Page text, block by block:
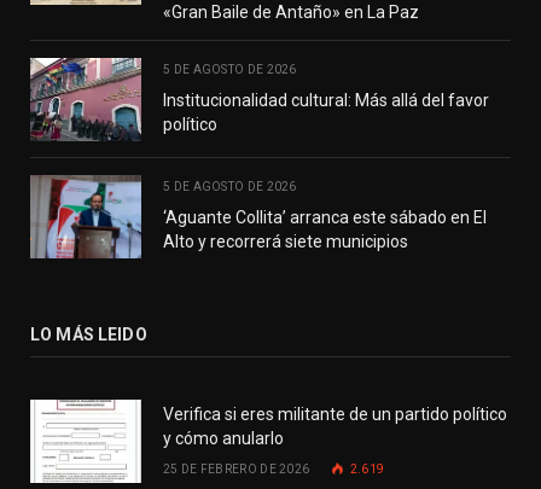
«Gran Baile de Antaño» en La Paz
5 DE AGOSTO DE 2026
Institucionalidad cultural: Más allá del favor
político
5 DE AGOSTO DE 2026
‘Aguante Collita’ arranca este sábado en El
Alto y recorrerá siete municipios
LO MÁS LEIDO
Verifica si eres militante de un partido político
y cómo anularlo
25 DE FEBRERO DE 2026 2.619